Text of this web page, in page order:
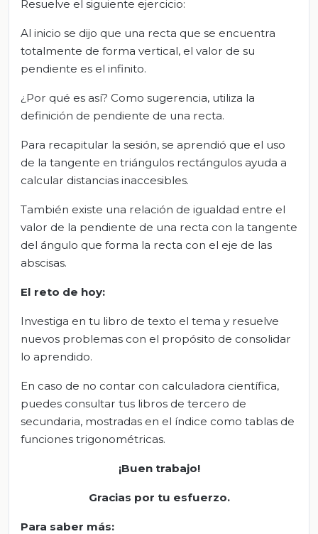
Resuelve el siguiente ejercicio:
Al inicio se dijo que una recta que se encuentra
totalmente de forma vertical, el valor de su
pendiente es el infinito.
¿Por qué es así? Como sugerencia, utiliza la
definición de pendiente de una recta.
Para recapitular la sesión, se aprendió que el uso
de la tangente en triángulos rectángulos ayuda a
calcular distancias inaccesibles.
También existe una relación de igualdad entre el
valor de la pendiente de una recta con la tangente
del ángulo que forma la recta con el eje de las
abscisas.
El reto de hoy:
Investiga en tu libro de texto el tema y resuelve
nuevos problemas con el propósito de consolidar
lo aprendido.
En caso de no contar con calculadora científica,
puedes consultar tus libros de tercero de
secundaria, mostradas en el índice como tablas de
funciones trigonométricas.
¡Buen trabajo!
Gracias por tu esfuerzo.
Para saber más: